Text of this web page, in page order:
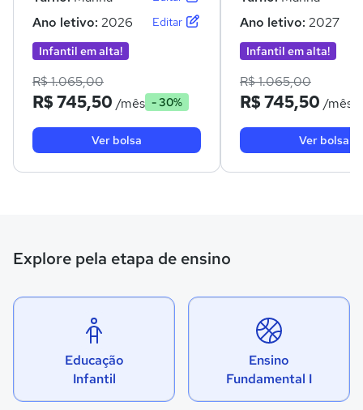
Ano letivo: 2026
Editar
Infantil em alta!
R$ 1.065,00
R$ 745,50 /mês - 30%
Ver bolsa
Ano letivo: 2027
Infantil em alta!
R$ 1.065,00
R$ 745,50 /mês
Ver bolsa
Explore pela etapa de ensino
Educação
Infantil
Ensino
Fundamental I